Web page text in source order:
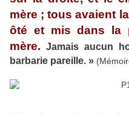
mère ; tous avaient
ôté et mis dans la
mère. Jamais aucun
barbarie pareille. »